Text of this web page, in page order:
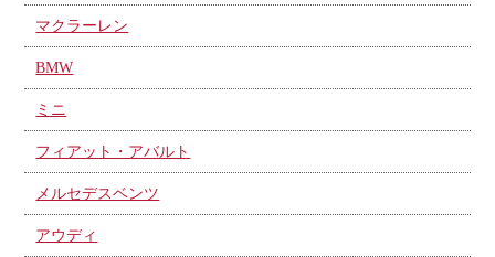
マクラーレン
BMW
ミニ
フィアット・アバルト
メルセデスベンツ
アウディ